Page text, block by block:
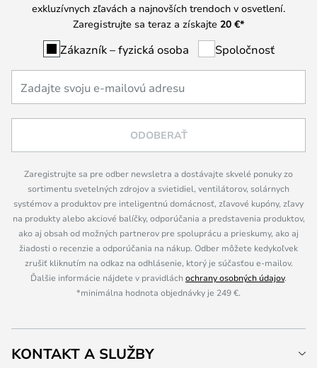
exkluzívnych zľavách a najnovších trendoch v osvetlení.
Zaregistrujte sa teraz a získajte 20 €*
Zákazník – fyzická osoba Spoločnosť
ODOBERAŤ
Zaregistrujte sa pre odber newsletra a dostávajte skvelé ponuky zo
sortimentu svetelných zdrojov a svietidiel, ventilátorov, solárnych
systémov a produktov pre inteligentnú domácnosť, zľavové kupóny, zľavy
na produkty alebo akciové balíčky, odporúčania a predstavenia produktov,
ako aj obsah od možných partnerov pre spoluprácu a prieskumy, ako aj
žiadosti o recenzie a odporúčania na nákup. Odber môžete kedykoľvek
zrušiť kliknutím na odkaz na odhlásenie, ktorý je súčasťou e-mailov.
Ďalšie informácie nájdete v pravidláchochrany osobných údajov.
*minimálna hodnota objednávky je 249 €.
KONTAKT A SLUŽBY